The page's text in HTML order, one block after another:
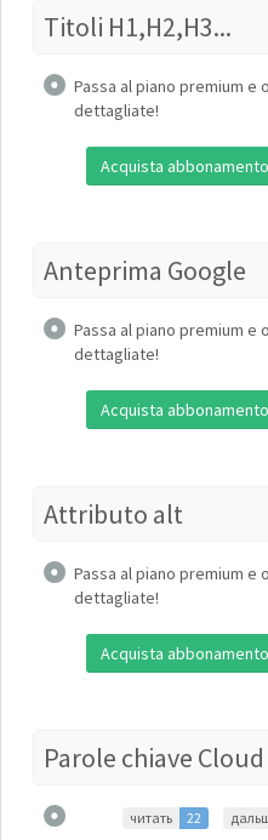
Titoli H1,H2,H3...
Passa al piano premium
dettagliate!
Acquista abbonamento
Anteprima Google
Passa al piano premium
dettagliate!
Acquista abbonamento
Attributo alt
Passa al piano premium
dettagliate!
Acquista abbonamento
Parole chiave Cloud
читать 22